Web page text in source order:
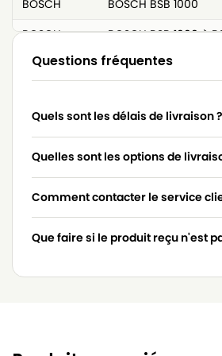
BOSCH
BOSCH BSB 1000
BOSCH
BOSCH BSB 1000 à
BOSCH
BOSCH BSB 1100
BOSCH
BOSCH BSB… (Série)
BOSCH
BOSCH BX 6000
BOSCH
BOSCH HS 6000 à
BOSCH
BOSCH HS 6010
BOSCH
BOSCH IDEA
Questions fréquentes
Quels sont les délais de livraison ?
Quelles sont les options de
Comment contacter le service
Que faire si le produit reçu n'est